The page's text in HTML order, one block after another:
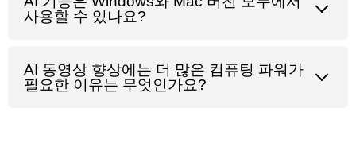
사용할 수 있나요?
AI 동영상 향상에는 더 많은 컴퓨팅 파워가
필요한 이유는 무엇인가요?